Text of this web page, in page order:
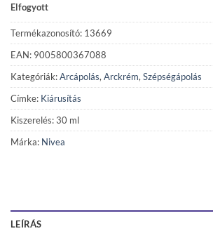
Elfogyott
Termékazonosító: 13669
EAN: 9005800367088
Kategóriák:Arcápolás, Arckrém, Szépségápolás
Címke: Kiárusítás
Kiszerelés: 30 ml
Márka: Nivea
LEÍRÁS